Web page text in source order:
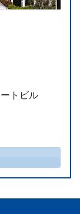
トビル